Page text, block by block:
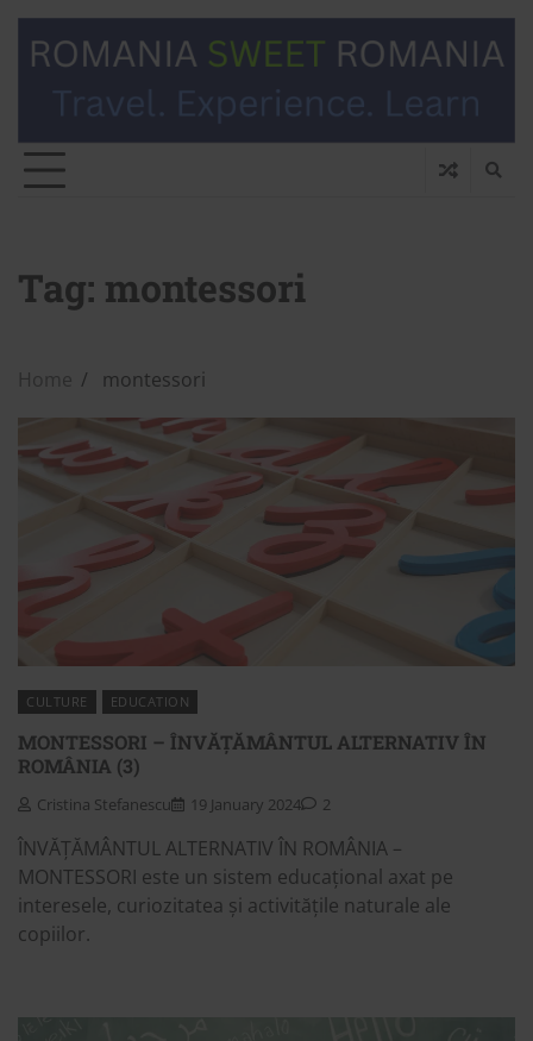
Tag: montessori
Home montessori
CULTURE EDUCATION
MONTESSORI – ÎNVĂȚĂMÂNTUL ALTERNATIV ÎN
ROMÂNIA (3)
Cristina Stefanescu 19 January 2024 2
ÎNVĂȚĂMÂNTUL ALTERNATIV ÎN ROMÂNIA –
MONTESSORI este un sistem educațional axat pe
interesele, curiozitatea și activitățile naturale ale
copiilor.